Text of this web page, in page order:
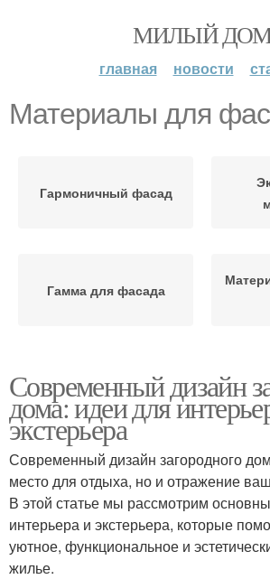
МИЛЫЙ
главная новости
Материалы для
Гармоничный фасад
Гамма для фасада
Современный дизайн
дома: идеи для
экстерьера
Современный дизайн загородного
место для отдыха, но и отражение
В этой статье мы рассмотрим
интерьера и экстерьера, которые
уютное, функциональное и
жилье.